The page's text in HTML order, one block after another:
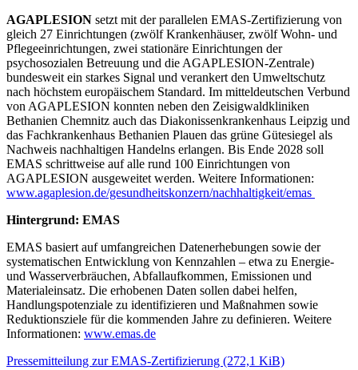
AGAPLESION setzt mit der parallelen EMAS-Zertifizierung von
gleich 27 Einrichtungen (zwölf Krankenhäuser, zwölf Wohn‑ und
Pflegeeinrichtungen, zwei stationäre Einrichtungen der
psychosozialen Betreuung und die AGAPLESION-Zentrale)
bundesweit ein starkes Signal und verankert den Umweltschutz
nach höchstem europäischem Standard. Im mitteldeutschen Verbund
von AGAPLESION konnten neben den Zeisigwaldkliniken
Bethanien Chemnitz auch das Diakonissenkrankenhaus Leipzig und
das Fachkrankenhaus Bethanien Plauen das grüne Gütesiegel als
Nachweis nachhaltigen Handelns erlangen. Bis Ende 2028 soll
EMAS schrittweise auf alle rund 100 Einrichtungen von
AGAPLESION ausgeweitet werden. Weitere Informationen:
www.agaplesion.de/gesundheitskonzern/nachhaltigkeit/emas
Hintergrund: EMAS
EMAS basiert auf umfangreichen Datenerhebungen sowie der
systematischen Entwicklung von Kennzahlen – etwa zu Energie-
und Wasserverbräuchen, Abfallaufkommen, Emissionen und
Materialeinsatz. Die erhobenen Daten sollen dabei helfen,
Handlungspotenziale zu identifizieren und Maßnahmen sowie
Reduktionsziele für die kommenden Jahre zu definieren. Weitere
Informationen: www.emas.de
Pressemitteilung zur EMAS-Zertifizierung (272,1 KiB)